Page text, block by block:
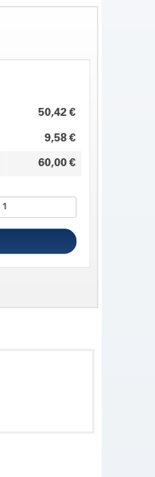
50,42 €
9,58 €
60,00 €